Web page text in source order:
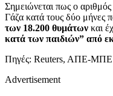
Σημειώνεται πως ο
Γάζα κατά τους δύο μήνες
των 18.200 θυμάτων και
κατά των παιδιών” από
Πηγές: Reuters, AΠΕ-ΜΠΕ
Advertisement